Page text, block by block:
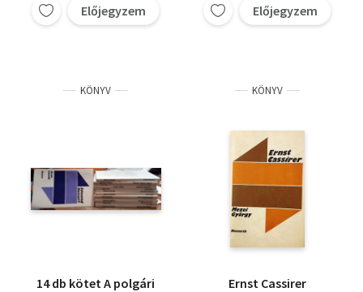
Előjegyzem Előjegyzem
KÖNYV
14 db kötet A polgári
KÖNYV
Ernst Cassirer